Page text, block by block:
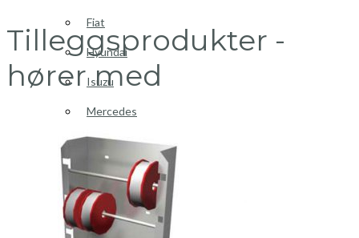
Fiat
Hyundai
Isuzu
Mercedes
Mitsubishi
Nissan
Opel
Peugeot
Tilleggsprodukter -
hører med